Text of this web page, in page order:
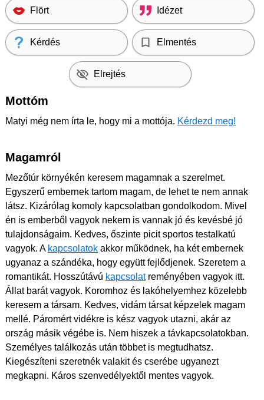
Flört Idézet
Kérdés Elmentés
Elrejtés
Mottóm
Matyi még nem írta le, hogy mi a mottója. Kérdezd meg!
Magamról
Mezőtúr környékén keresem magamnak a szerelmet.
Egyszerű embernek tartom magam, de lehet te nem annak
látsz. Kizárólag komoly kapcsolatban gondolkodom. Mivel
én is emberből vagyok nekem is vannak jó és kevésbé jó
tulajdonságaim. Kedves, őszinte picit sportos testalkatú
vagyok. A kapcsolatok akkor működnek, ha két embernek
ugyanaz a szándéka, hogy együtt fejlődjenek. Szeretem a
romantikát. Hosszútávú kapcsolatreményében vagyok itt.
Állat barát vagyok. Koromhoz és lakóhelyemhez közelebb
keresem a társam. Kedves, vidám társat képzelek magam
mellé. Páromért vidékre is kész vagyok utazni, akár az
ország másik végébe is. Nem hiszek a távkapcsolatokban.
Személyes találkozás után többet is megtudhatsz.
Kiegészíteni szeretnék valakit és cserébe ugyanezt
megkapni. Káros szenvedélyektől mentes vagyok.